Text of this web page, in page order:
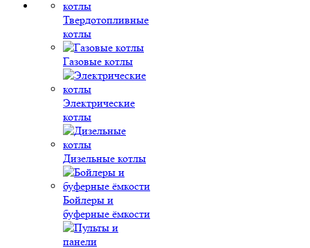
Твердотопливные
котлы
Газовые котлы
Электрические
котлы
Дизельные котлы
Бойлеры и
буферные ёмкости